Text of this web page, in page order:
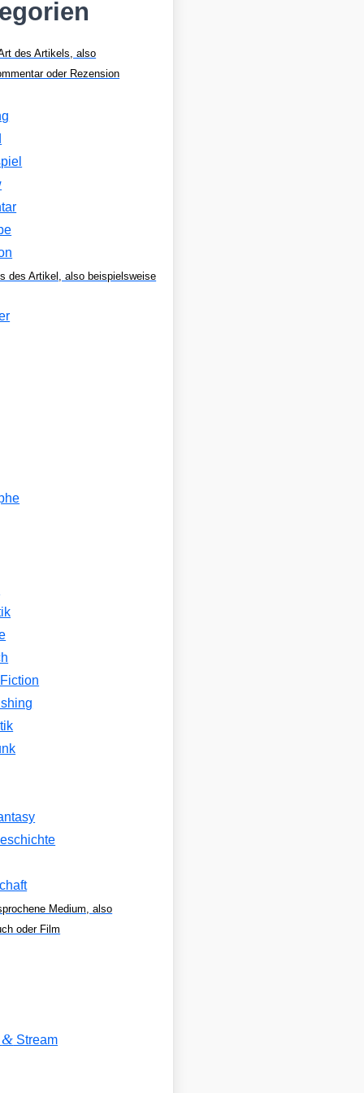
des Artikels, also
oder Rezension
des Artikel, also beispielsweise
Medium, also
oder Film
& Stream